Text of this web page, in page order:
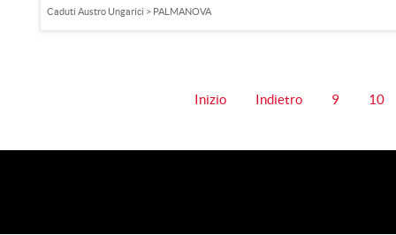
Caduti Austro Ungarici > PALMANOVA
Inizio Indietro 9 10